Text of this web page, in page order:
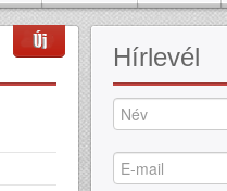
Hírlevél